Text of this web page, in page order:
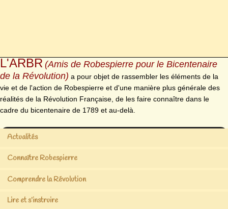
L'ARBR (Amis de Robespierre pour le Bicentenaire
de la Révolution) a pour objet de rassembler les éléments de la
vie et de l'action de Robespierre et d'une manière plus générale des
réalités de la Révolution Française, de les faire connaître dans le
cadre du bicentenaire de 1789 et au-delà.
Actualités
Connaître Robespierre
Comprendre la Révolution
Lire et s’instruire